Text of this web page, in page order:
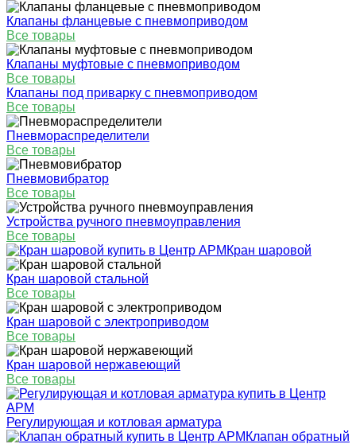
Клапаны фланцевые с пневмоприводом
Все товары
Клапаны муфтовые с пневмоприводом
Все товары
Клапаны под приварку с пневмоприводом
Все товары
Пневмораспределители
Все товары
Пневмовибратор
Все товары
Устройства ручного пневмоуправления
Все товары
Кран шаровой
Кран шаровой стальной
Все товары
Кран шаровой с электроприводом
Все товары
Кран шаровой нержавеющий
Все товары
Регулирующая и котловая арматура
Клапан обратный